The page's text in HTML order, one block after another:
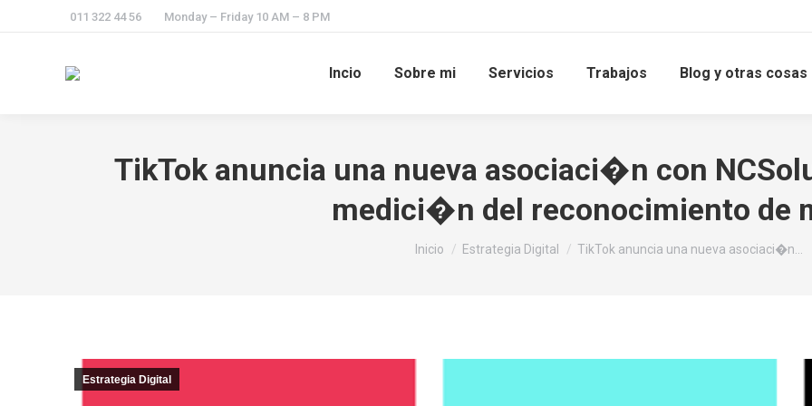
011 322 44 56 Monday – Friday 10 AM – 8 PM
Incio Sobre mi Servicios Trabajos Blog y otras cosas
TikTok anuncia una nueva asociaci�n con
medici�n del reconocimiento de
Estás aquí:
Inicio Estrategia Digital TikTok anuncia una nueva asociaci�n…
Estrategia Digital